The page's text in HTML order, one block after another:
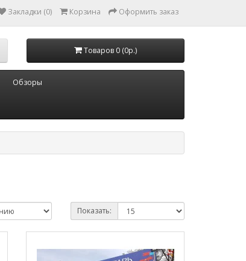
Закладки (0) Корзина Оформить заказ
Товаров 0 (0р.)
Обзоры
Показать: